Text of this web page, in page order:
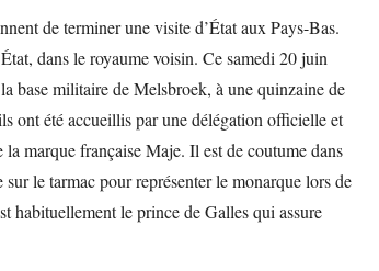
de terminer une visite d’État aux Pays-Bas.
dans le royaume voisin. Ce samedi 20 juin
base militaire de Melsbroek, à une quinzaine de
ont été accueillis par une délégation officielle et
marque française Maje. Il est de coutume dans
le tarmac pour représenter le monarque lors de
habituellement le prince de Galles qui assure